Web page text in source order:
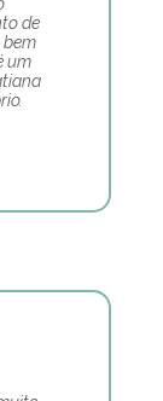
de
um